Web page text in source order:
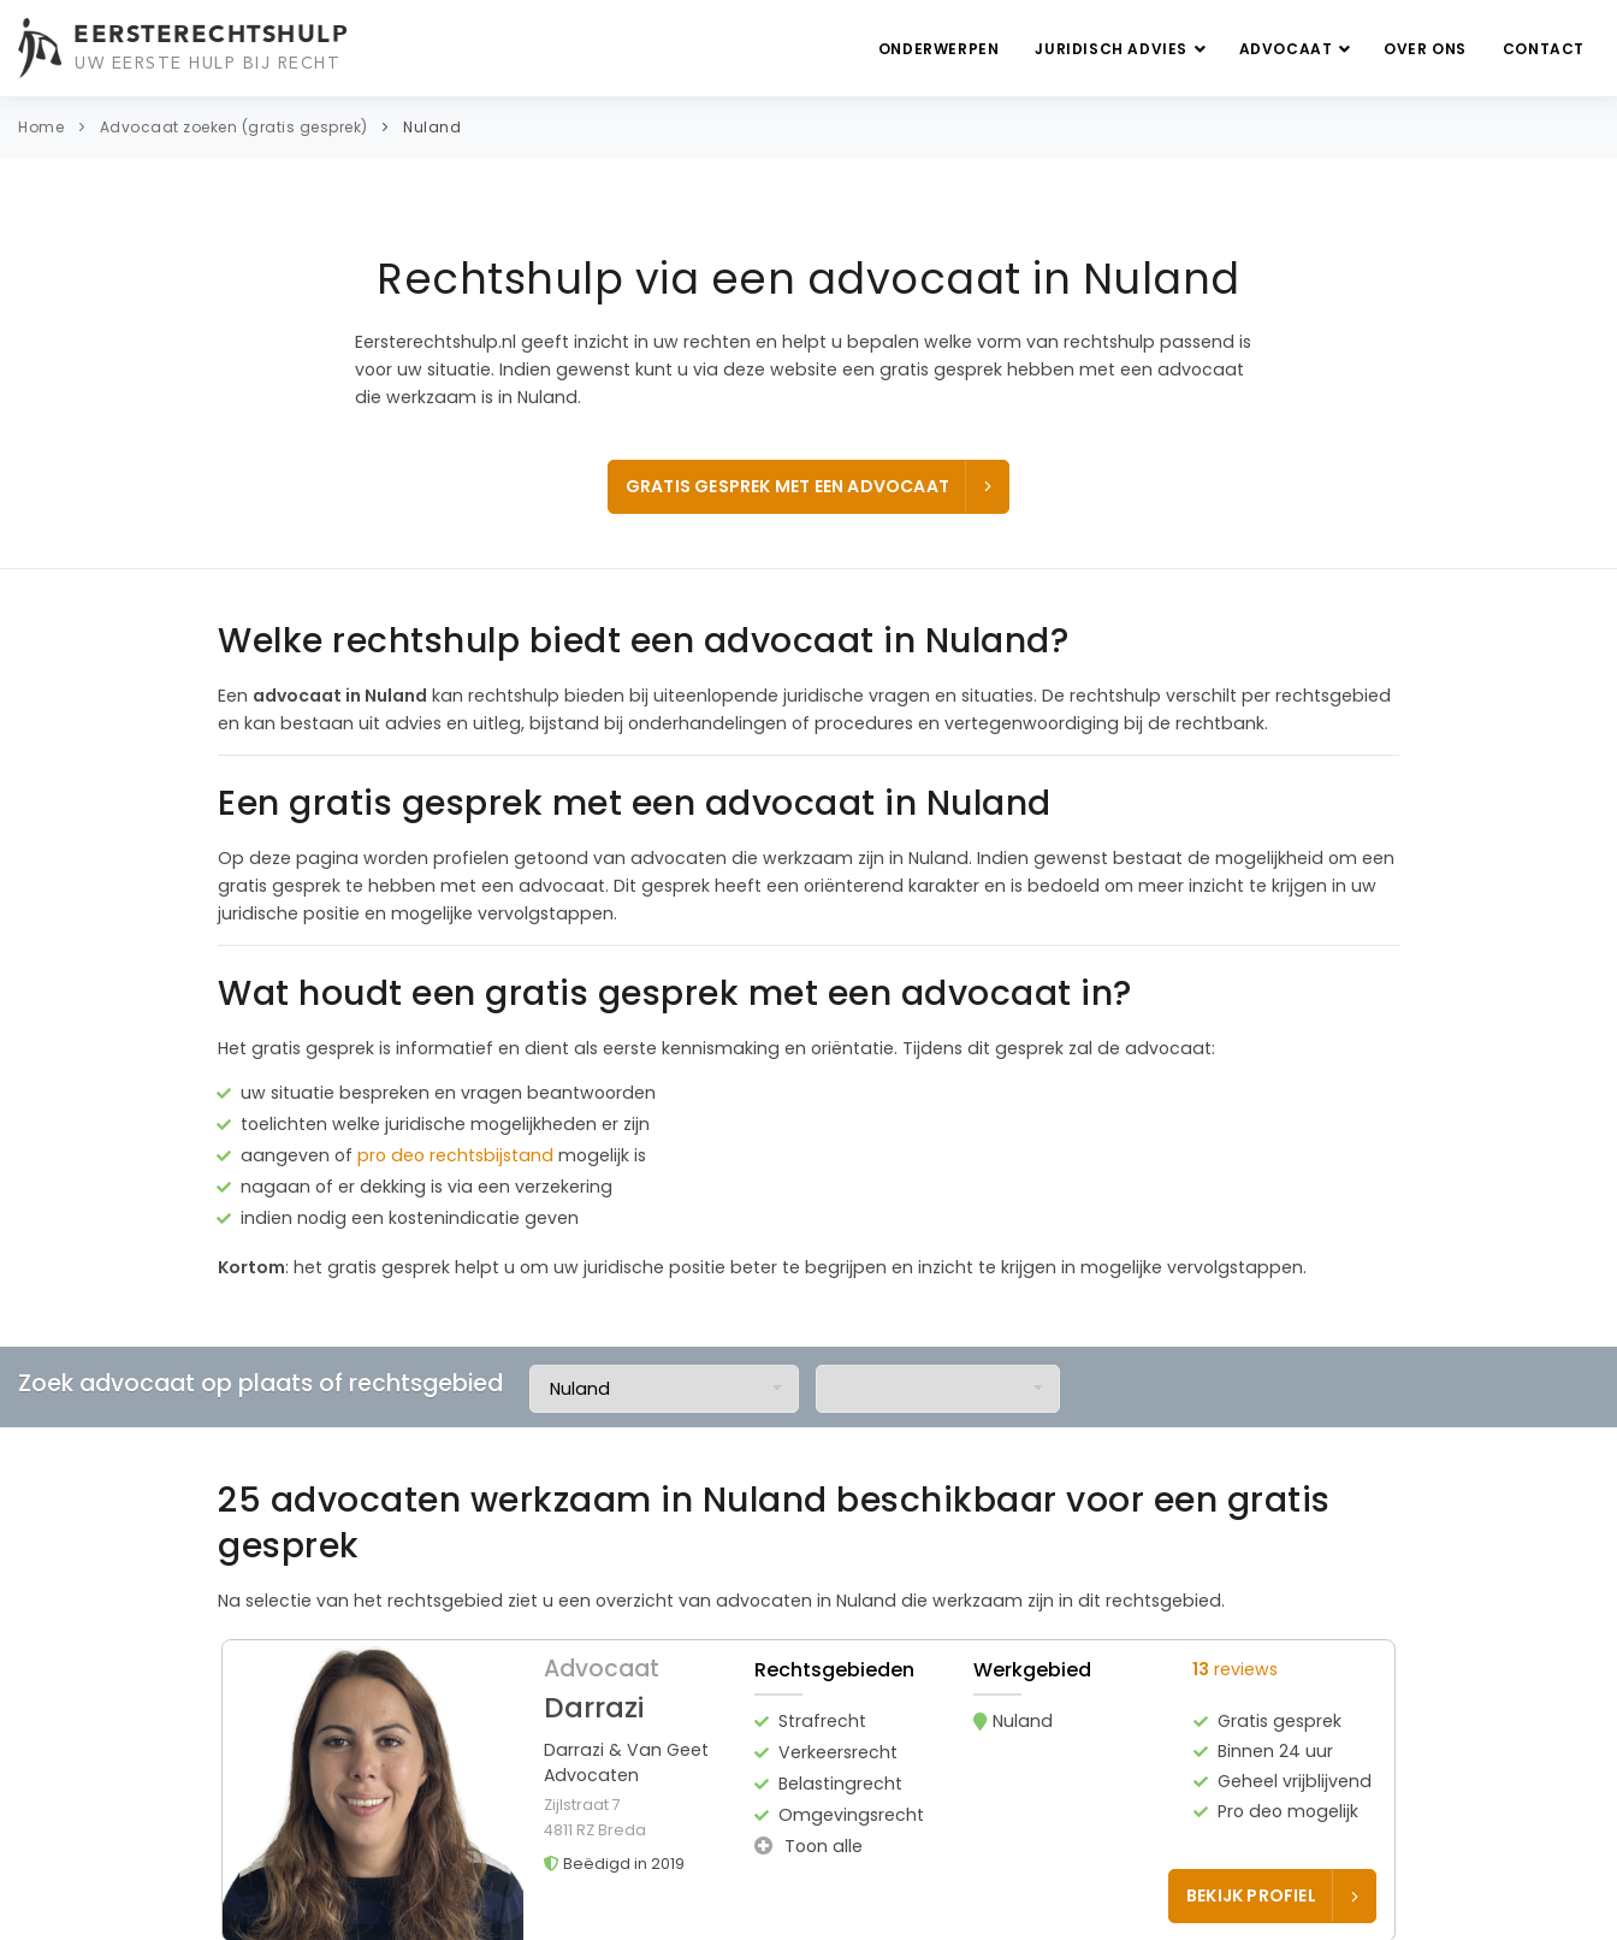
EERSTERECHTSHULP
UW EERSTE HULP BIJ RECHT
ONDERWERPEN JURIDISCH ADVIES ADVOCAAT OVER ONS CONTACT
Home Advocaat zoeken (gratis gesprek) Nuland
Rechtshulp via een advocaat in Nuland
Eersterechtshulp.nl geeft inzicht in uw rechten en helpt u bepalen welke vorm van rechtshulp passend is
voor uw situatie. Indien gewenst kunt u via deze website een gratis gesprek hebben met een advocaat
die werkzaam is in Nuland.
GRATIS GESPREK MET EEN ADVOCAAT
Welke rechtshulp biedt een advocaat in Nuland?
Een advocaat in Nuland kan rechtshulp bieden bij uiteenlopende juridische vragen en situaties. De rechtshulp verschilt per rechtsgebied
en kan bestaan uit advies en uitleg, bijstand bij onderhandelingen of procedures en vertegenwoordiging bij de rechtbank.
Een gratis gesprek met een advocaat in Nuland
Op deze pagina worden profielen getoond van advocaten die werkzaam zijn in Nuland. Indien gewenst bestaat de mogelijkheid om een
gratis gesprek te hebben met een advocaat. Dit gesprek heeft een oriënterend karakter en is bedoeld om meer inzicht te krijgen in uw
juridische positie en mogelijke vervolgstappen.
Wat houdt een gratis gesprek met een advocaat in?
Het gratis gesprek is informatief en dient als eerste kennismaking en oriëntatie. Tijdens dit gesprek zal de advocaat:
uw situatie bespreken en vragen beantwoorden
toelichten welke juridische mogelijkheden er zijn
aangeven of pro deo rechtsbijstand mogelijk is
nagaan of er dekking is via een verzekering
indien nodig een kostenindicatie geven
Kortom: het gratis gesprek helpt u om uw juridische positie beter te begrijpen en inzicht te krijgen in mogelijke vervolgstappen.
Zoek advocaat op plaats of rechtsgebied
25 advocaten werkzaam in Nuland beschikbaar voor een gratis
gesprek
Na selectie van het rechtsgebied ziet u een overzicht van advocaten in Nuland die werkzaam zijn in dit rechtsgebied.
Advocaat
Darrazi
Darrazi & Van Geet
Advocaten
Zijlstraat 7
4811 RZ Breda
Beëdigd in 2019
Rechtsgebieden
Strafrecht
Verkeersrecht
Belastingrecht
Omgevingsrecht
Toon alle
Werkgebied
Nuland
13 reviews
Gratis gesprek
Binnen 24 uur
Geheel vrijblijvend
Pro deo mogelijk
BEKIJK PROFIEL